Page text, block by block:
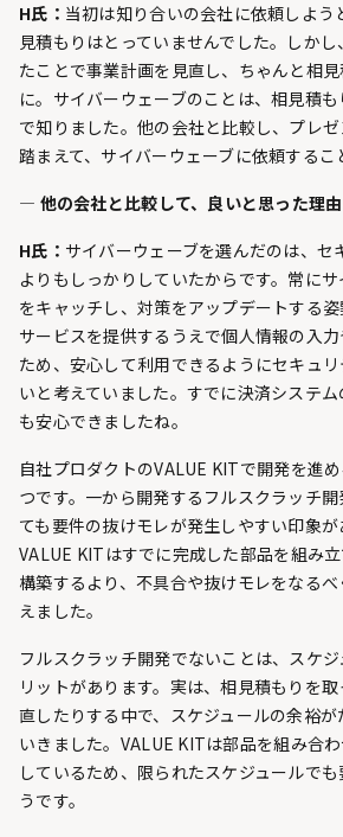
H氏： 当初は知り合いの会社に依頼しよう
見積もりはとっていませんでした。しか
たことで事業計画を見直し、ちゃんと相
に。サイバーウェーブのことは、相見積
で知りました。他の会社と比較し、プレ
踏まえて、サイバーウェーブに依頼するこ
— 他の会社と比較して、良いと思った理
H氏： サイバーウェーブを選んだのは、セ
よりもしっかりしていたからです。常に
をキャッチし、対策をアップデートする姿
サービスを提供するうえで個人情報の入
ため、安心して利用できるようにセキュ
いと考えていました。すでに決済システ
も安心できましたね。
自社プロダクトのVALUE KITで開発を進
つです。一から開発するフルスクラッチ
ても要件の抜けモレが発生しやすい印象が
VALUE KITはすでに完成した部品を組み
構築するより、不具合や抜けモレをなる
えました。
フルスクラッチ開発でないことは、スケ
リットがあります。実は、相見積もりを
直したりする中で、スケジュールの余裕
いきました。VALUE KITは部品を組み合
しているため、限られたスケジュールで
うです。